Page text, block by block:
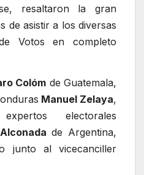
resaltaron la gran
de asistir a los diversas
Votos en completo
Colóm de Guatemala,
Manuel Zelaya,
electorales
Alconada de Argentina,
junto al vicecanciller